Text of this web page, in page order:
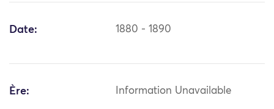
Date: 1880 - 1890
Ère: Information Unavailable